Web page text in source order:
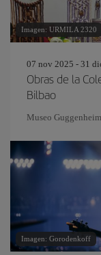
Imagen: URMILA 2320
07 nov 2025 - 31
Obras de la
Bilbao
Museo
Imagen: Gorodenkoff